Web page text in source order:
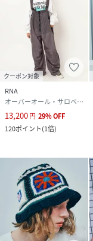
クーポン対象
RNA
オーバーオール・サロペット
13,200円 29%OFF
120ポイント(1倍)